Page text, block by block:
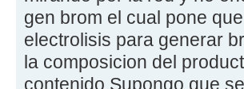
gen brom el cual pone
electrolisis para generar
la composicion del
contenido.Supongo que